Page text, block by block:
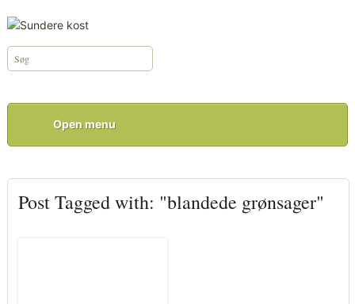
Open menu
Post Tagged with: "blandede grønsager"